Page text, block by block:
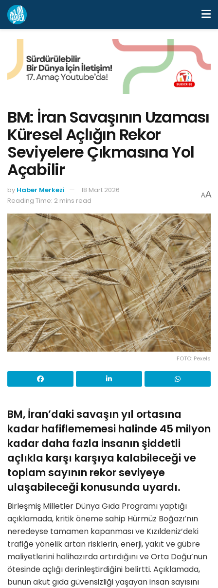
BM: İran Savaşının Uzaması
Küresel Açlığın Rekor
Seviyelere Çıkmasına Yol
Açabilir
by Haber Merkezi
18 Mart 2026
Reading Time: 2 mins read
AA
FOTO: Pexels
BM, İran’daki savaşın yıl ortasına
kadar hafiflememesi halinde 45 milyon
kadar daha fazla insanın şiddetli
açlıkla karşı karşıya kalabileceği ve
toplam sayının rekor seviyeye
ulaşabileceği konusunda uyardı.
Birleşmiş Milletler Dünya Gıda Programı yaptığı
açıklamada, kritik öneme sahip Hürmüz Boğazı’nın
neredeyse tamamen kapanması ve Kızıldeniz’deki
trafiğe yönelik artan risklerin, enerji, yakıt ve gübre
maliyetlerini halihazırda artırdığını ve Orta Doğu’nun
ötesinde açlığı derinleştirdiğini belirtti. Açıklamada,
bunun akut gıda güvensizliği yaşayan insan sayısını